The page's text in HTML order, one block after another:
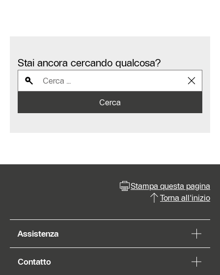
Stai ancora cercando qualcosa?
Cerca
Stampa questa pagina
Torna all'inizio
Assistenza
Contatto